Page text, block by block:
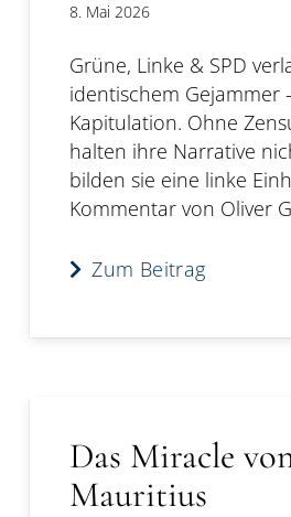
8. Mai 2026
Grüne, Linke & SPD
identischem Gejammer
Kapitulation. Ohne
halten ihre Narrative
bilden sie eine linke
Kommentar von Oliver
Zum Beitrag
Das Miracle
Mauritius